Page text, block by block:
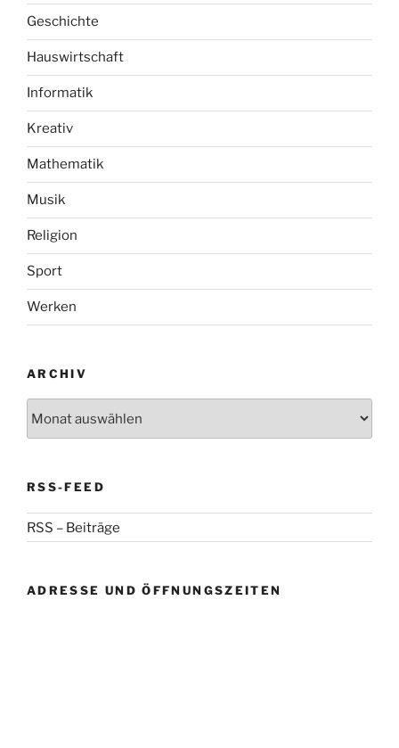
Geschichte
Hauswirtschaft
Informatik
Kreativ
Mathematik
Musik
Religion
Sport
Werken
ARCHIV
RSS-FEED
RSS – Beiträge
ADRESSE UND ÖFFNUNGSZEITEN